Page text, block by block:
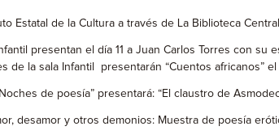
Estatal de la Cultura a través de La Biblioteca
presentan el día 11 a Juan Carlos Torres con
de la sala Infantil presentarán “Cuentos africanos”
de poesía” presentará: “El claustro de
desamor y otros demonios: Muestra de poesía